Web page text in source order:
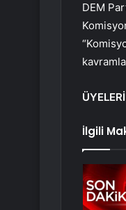
DEM
İlgili